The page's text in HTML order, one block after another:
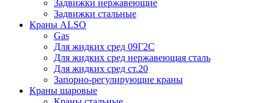
Задвижки нержавеющие
Задвижки стальные
Краны ALSO
Gas
Для жидких сред 09Г2С
Для жидких сред нержавеющая сталь
Для жидких сред ст.20
Запорно-регулирующие краны
Краны шаровые